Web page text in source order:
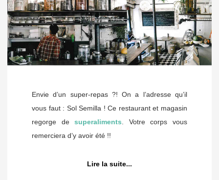
Envie d’un super-repas ?! On a l’adresse qu’il
vous faut : Sol Semilla ! Ce restaurant et magasin
regorge desuperaliments . Votre corps vous
remerciera d’y avoir été !!
Lire la suite...